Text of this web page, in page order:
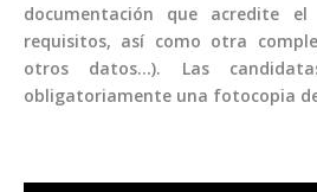
documentación que acredite
requisitos, así como otra
otros datos…). Las
obligatoriamente una fotocopia